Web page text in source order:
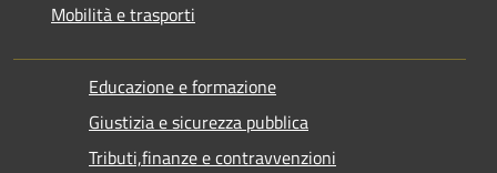
Mobilità e trasporti
Educazione e formazione
Giustizia e sicurezza pubblica
Tributi,finanze e contravvenzioni